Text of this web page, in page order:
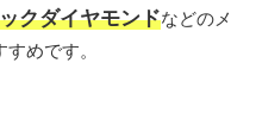
クダイヤモンドなどのメ
めです。